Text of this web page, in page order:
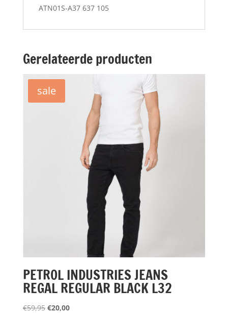
ATN01S-A37 637 105
Gerelateerde producten
sale
PETROL INDUSTRIES JEANS
REGAL REGULAR BLACK L32
€59,95 Oorspronkelijke
€20,00Huidige